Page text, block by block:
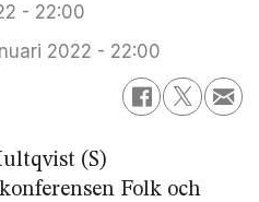
- 22:00
2022 - 22:00
(S)
Folk och